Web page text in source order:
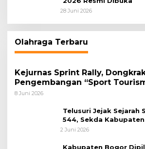
28 Juni 2026
Olahraga Terbaru
Kejurnas Sprint Rally,
Pengembangan “Sport
Tengah
8 Juni 2026
Telusuri Jejak Sejarah
544, Sekda
Gowes Napak Tilas
2 Juni 2026
Kabupaten Bogor